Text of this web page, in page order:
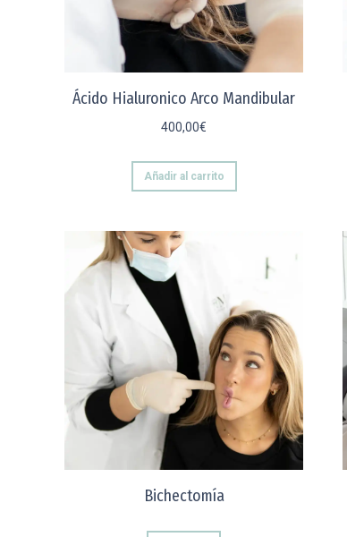
Ácido Hialuronico Arco Mandibular
400,00€
Añadir al carrito
Bichectomía